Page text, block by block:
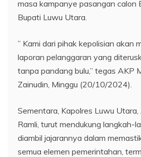
masa kampanye pasangan calon
Bupati Luwu Utara.
” Kami dari pihak kepolisian akan
laporan pelanggaran yang
tanpa pandang bulu,” tegas AKP
Zainudin, Minggu (20/10/2024).
Sementara, Kapolres Luwu Utara,
Ramli, turut mendukung langkah-
diambil jajarannya dalam
semua elemen pemerintahan,